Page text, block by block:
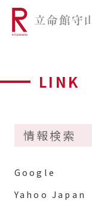
LINK
情報検索
Google
Yahoo Japan